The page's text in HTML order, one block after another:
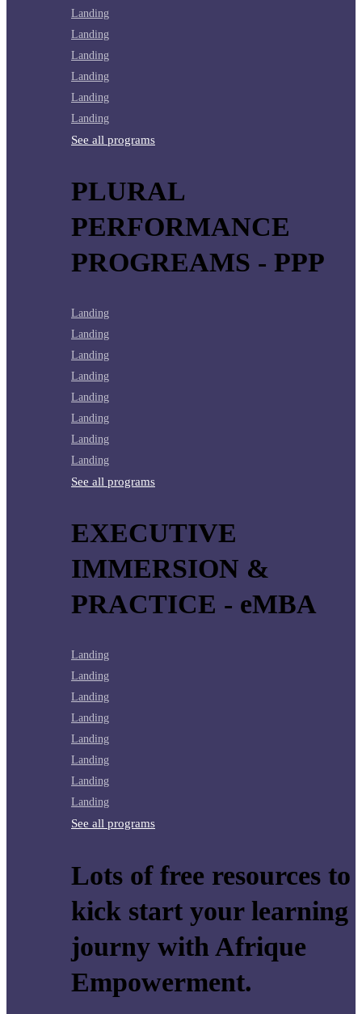
Landing
Landing
Landing
Landing
Landing
Landing
See all programs
PLURAL
PERFORMANCE
PROGREAMS - PPP
Landing
Landing
Landing
Landing
Landing
Landing
Landing
Landing
See all programs
EXECUTIVE
IMMERSION &
PRACTICE - eMBA
Landing
Landing
Landing
Landing
Landing
Landing
Landing
Landing
See all programs
Lots of free resources to
kick start your learning
journy with Afrique
Empowerment.